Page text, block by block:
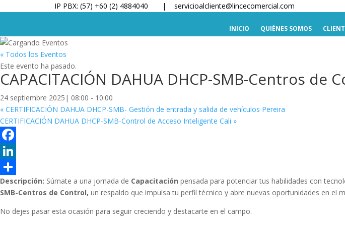
IP PBX: (57) +60 (2) 4884040 | servicioalcliente@lincecomercial.com
INICIO QUIÉNES SOMOS
« Todos los Eventos
Este evento ha pasado.
CAPACITACIÓN DAHUA DHCP-SMB-Centros de
24 septiembre 2025| 08:00 - 10:00
« CERTIFICACIÓN DAHUA DHCP-SMB- Gestión de entrada y salida de vehículos Pereira
CERTIFICACIÓN DAHUA DHCP-SMB-Control de Acceso Inteligente Cali »
Facebook
LinkedIn
Compartir
Descripción: Súmate a una jornada de Capacitación pensada para potenciar tus habilidades con
SMB-Centros de Control, un respaldo que impulsa tu perfil técnico y abre nuevas oportunidades en el
No dejes pasar esta ocasión para seguir creciendo y destacarte en el campo.